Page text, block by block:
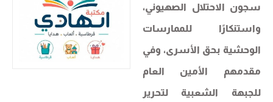
سجون الاحتلال الصهيوني،
واستنكارًا للممارسات
الوحشية بحق الأسرى، وفي
مقدمهم الأمين العام
للجبهة الشعبية لتحرير